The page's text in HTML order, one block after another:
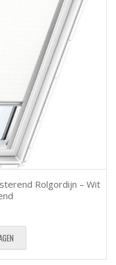
Rolgordijn – Wit